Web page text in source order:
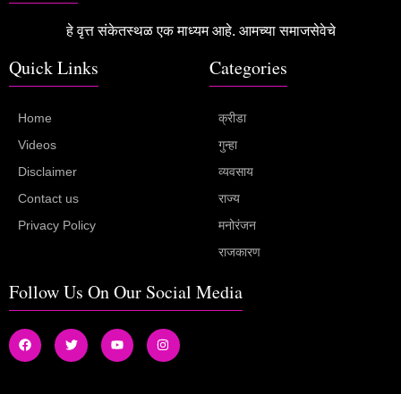
हे वृत्त संकेतस्थळ एक माध्यम आहे. आमच्या समाजसेवेचे
Quick Links
Home
Videos
Disclaimer
Contact us
Privacy Policy
Categories
क्रीडा
गुन्हा
व्यवसाय
राज्य
मनोरंजन
राजकारण
Follow Us On Our Social Media